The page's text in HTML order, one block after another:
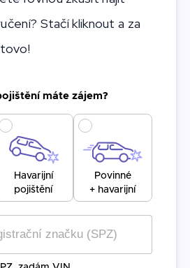
Stačí kliknout a za